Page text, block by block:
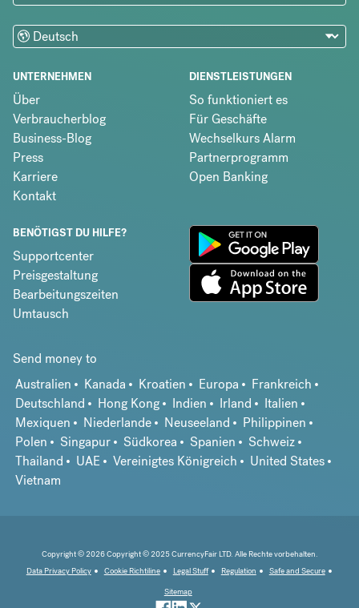
UNTERNEHMEN
Über
Verbraucherblog
Business-Blog
Press
Karriere
Kontakt
DIENSTLEISTUNGEN
So funktioniert es
Für Geschäfte
Wechselkurs Alarm
Partnerprogramm
Open Banking
BENÖTIGST DU HILFE?
Supportcenter
Preisgestaltung
Bearbeitungszeiten
Umtausch
Send money to
Australien
Kanada Kroatien Europa
Frankreich
Deutschland
Hong Kong Indien Irland
Italien
Mexiquen
Niederlande Neuseeland
Philippinen
Polen
Singapur Südkorea Spanien
Schweiz
Thailand
UAE Vereinigtes Königreich
United States
Vietnam
Copyright © 2026 Copyright © 2025 CurrencyFair LTD. Alle Rechte vorbehalten.
Data Privacy Policy
Cookie Richtiline Legal Stuff Regulation
Safe and Secure
Sitemap